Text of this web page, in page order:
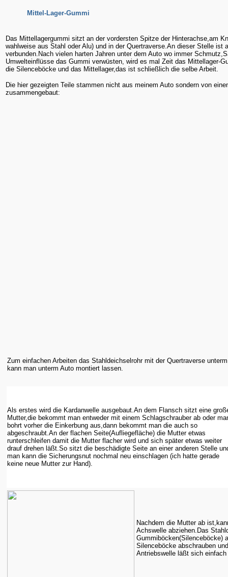
Mittel-Lager-Gummi
Das Mittellagergummi sitzt an der vordersten Spitze der Hinterachse,am
wahlweise aus Stahl oder Alu) und in der Quertraverse.An dieser Stelle ist
verbunden.Nach vielen harten Jahren unter dem Auto wo immer
Umwelteinflüsse das Gummi verwüsten, wird es mal Zeit das Mittellager-
die Silenceböcke und das Mittellager,das ist schließlich die selbe Arbeit.
Die hier gezeigten Teile stammen nicht aus meinem Auto sondern von
zusammengebaut:
Zum einfachen Arbeiten das Stahldeichselrohr mit der Quertraverse
kann man unterm Auto montiert lassen.
Als erstes wird die Kardanwelle ausgebaut.An dem Flansch sitzt eine
Mutter,die bekommt man entweder mit einem Schlagschrauber ab oder
bohrt vorher die Einkerbung aus,dann bekommt man die auch so
abgeschraubt.An der flachen Seite(Aufliegefläche) die Mutter etwas
runterschleifen damit die Mutter flacher wird und sich später etwas weiter
drauf drehen läßt.So sitzt die beschädigte Seite an einer anderen Stelle
man kann die Sicherungsnut nochmal neu einschlagen (ich hatte gerade
keine neue Mutter zur Hand).
Nachdem die Mutter ab
Achswelle abziehen.Das
Gummiböcken(Silenceböcke)
Silenceböcke abschrauben
Antriebswelle läßt sich